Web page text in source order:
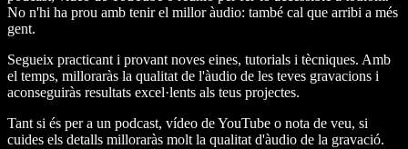
No n'hi ha prou amb tenir el millor àudio: també cal que arribi a més
gent.
Segueix practicant i provant noves eines, tutorials i tècniques. Amb
el temps, milloraràs la qualitat de l'àudio de les teves gravacions i
aconseguiràs resultats excel·lents als teus projectes.
Tant si és per a un podcast, vídeo de YouTube o nota de veu, si
cuides els detalls milloraràs molt la qualitat d'àudio de la gravació.